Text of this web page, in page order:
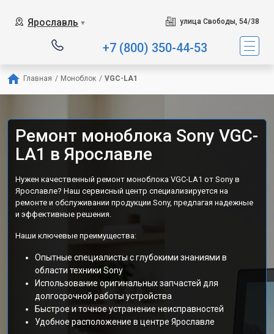
Ярославль ▼ улица Свободы, 54/38
+7 (800) 350-44-53
Главная / Моноблок / VGC-LA1
Ремонт моноблока Sony VGC-
LA1 в Ярославле
Нужен качественный ремонт моноблока VGC-LA1 от Sony в
Ярославле? Наш сервисный центр специализируется на
ремонте и обслуживании продукции Sony, предлагая надежные
и эффективные решения.
Наши ключевые преимущества:
Опытные специалисты с глубокими знаниями в
области техники Sony
Использование оригинальных запчастей для
долгосрочной работы устройства
Быстрое и точное устранение неисправностей
Удобное расположение в центре Ярославле